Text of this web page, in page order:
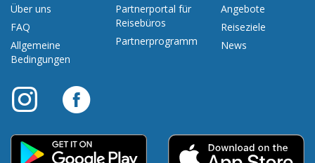
Über uns
FAQ
Allgemeine
Bedingungen
Partnerportal für
Reisebüros
Partnerprogramm
Angebote
Reiseziele
News